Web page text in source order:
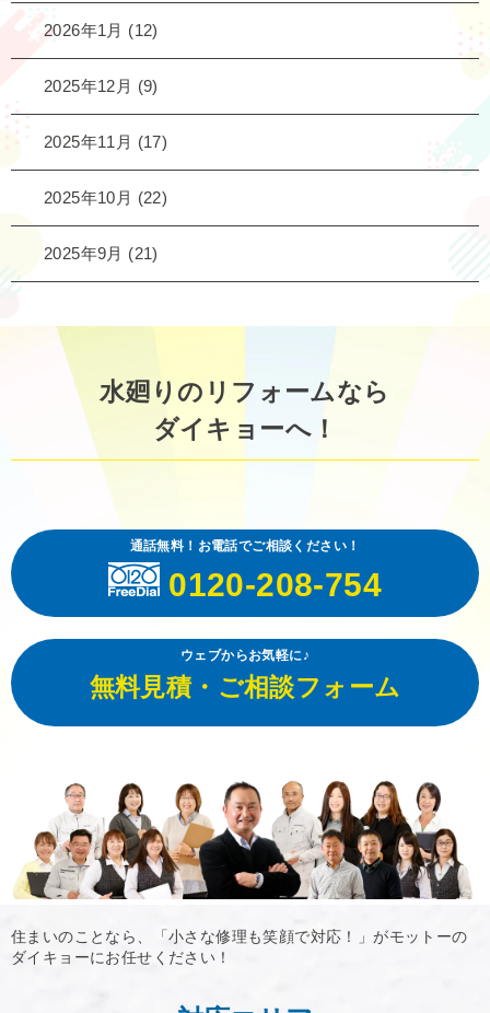
2026年1月 (12)
2025年12月 (9)
2025年11月 (17)
2025年10月 (22)
2025年9月 (21)
水廻りのリフォームなら
ダイキョーへ！
通話無料！お電話でご相談ください！
0120-208-754
ウェブからお気軽に♪
無料見積・ご相談フォーム
住まいのことなら、「小さな修理も笑顔で対応！」がモットーの
ダイキョーにお任せください！